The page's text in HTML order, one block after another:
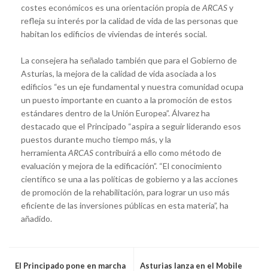
costes económicos es una orientación propia deARCASy
refleja su interés por la calidad de vida de las personas que
habitan los edificios de viviendas de interés social.
La consejera ha señalado también que para el Gobierno de
Asturias, la mejora de la calidad de vida asociada a los
edificios “es un eje fundamental y nuestra comunidad ocupa
un puesto importante en cuanto a la promoción de estos
estándares dentro de la Unión Europea”. Álvarez ha
destacado que el Principado “aspira a seguir liderando esos
puestos durante mucho tiempo más, y la
herramienta ARCAScontribuirá a ello como método de
evaluación y mejora de la edificación”. “El conocimiento
científico se una a las políticas de gobierno y a las acciones
de promoción de la rehabilitación, para lograr un uso más
eficiente de las inversiones públicas en esta materia”, ha
añadido.
El Principado pone en marcha
Asturias lanza en el Mobile